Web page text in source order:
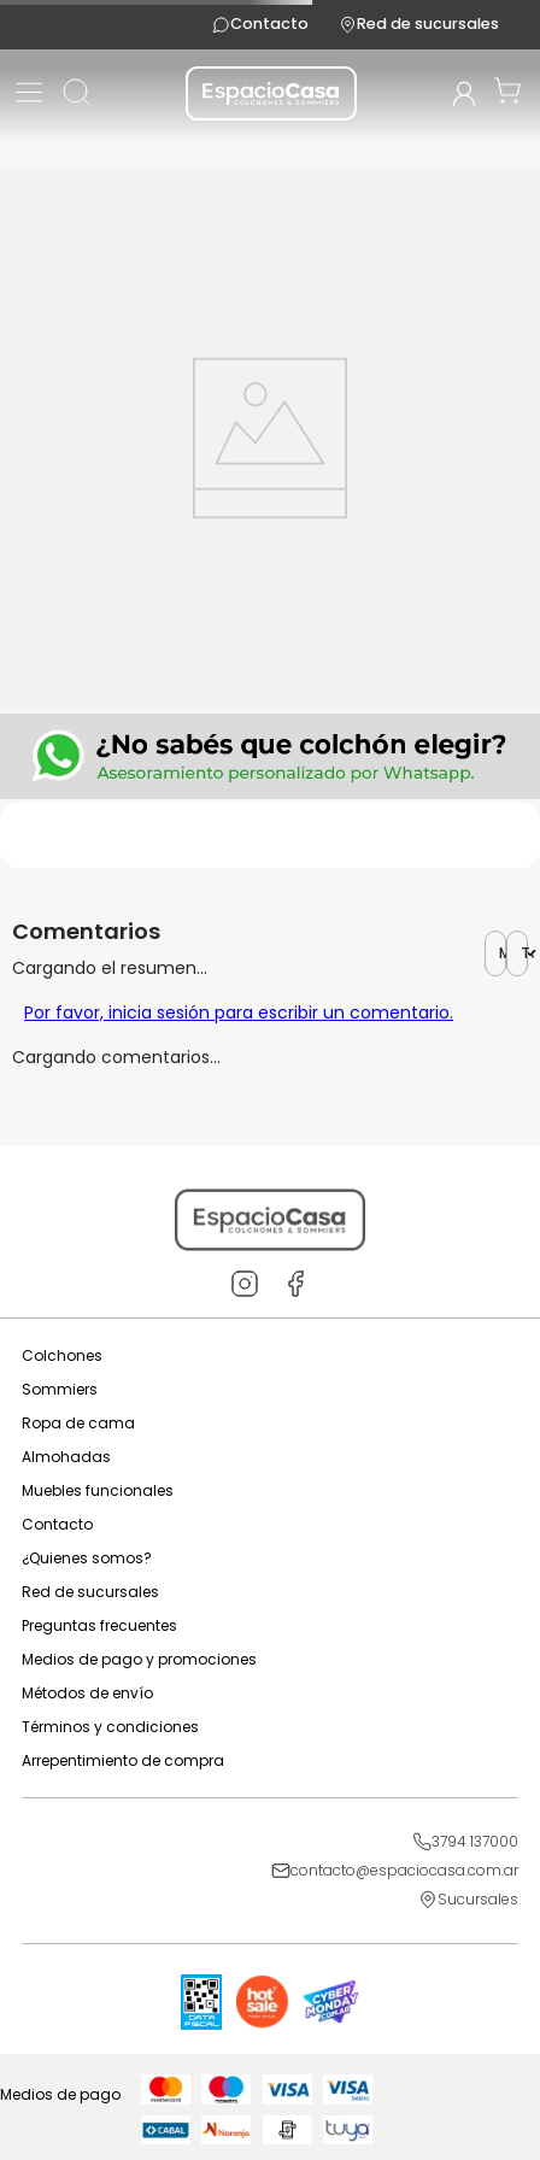
Contacto Red de sucursales
Comentarios
Cargando el resumen…
Por favor, inicia sesión para escribir un comentario.
Más
Cargando comentarios…
Colchones
Sommiers
Ropa de cama
Almohadas
Muebles funcionales
Contacto
¿Quienes somos?
Red de sucursales
Preguntas frecuentes
Medios de pago y promociones
Métodos de envío
Términos y condiciones
Arrepentimiento de compra
3794 137000
contacto@espaciocasa.com.ar
Sucursales
Medios de pago